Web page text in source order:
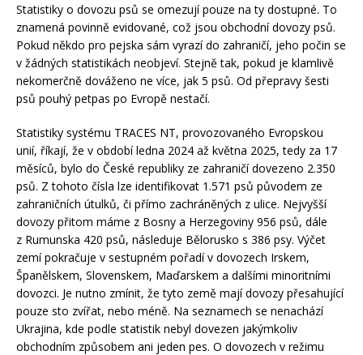
Statistiky o dovozu psů se omezují pouze na ty dostupné. To
znamená povinně evidované, což jsou obchodní dovozy psů.
Pokud někdo pro pejska sám vyrazí do zahraničí, jeho počin se
v žádných statistikách neobjeví. Stejně tak, pokud je klamlivě
nekomerčně dováženo ne více, jak 5 psů. Od přepravy šesti
psů pouhý petpas po Evropě nestačí.
Statistiky systému TRACES NT, provozovaného Evropskou
unií, říkají, že v období ledna 2024 až května 2025, tedy za 17
měsíců, bylo do České republiky ze zahraničí dovezeno 2.350
psů. Z tohoto čísla lze identifikovat 1.571 psů původem ze
zahraničních útulků, či přímo zachráněných z ulice. Nejvyšší
dovozy přitom máme z Bosny a Herzegoviny 956 psů, dále
z Rumunska 420 psů, následuje Bělorusko s 386 psy. Výčet
zemí pokračuje v sestupném pořadí v dovozech Irskem,
Španělskem, Slovenskem, Maďarskem a dalšími minoritními
dovozci. Je nutno zmínit, že tyto země mají dovozy přesahující
pouze sto zvířat, nebo méně. Na seznamech se nenachází
Ukrajina, kde podle statistik nebyl dovezen jakýmkoliv
obchodním způsobem ani jeden pes. O dovozech v režimu